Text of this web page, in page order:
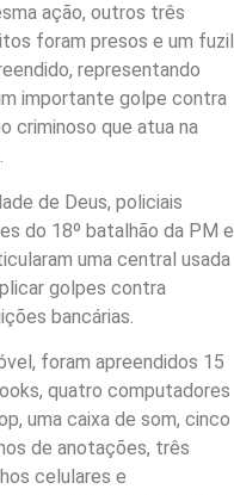
ação, outros três
foram presos e um fuzil
representando
importante golpe contra
criminoso que atua na
de Deus, policiais
do 18º batalhão da PM e
uma central usada
golpes contra
bancárias.
foram apreendidos 15
quatro computadores
uma caixa de som, cinco
de anotações, três
celulares e